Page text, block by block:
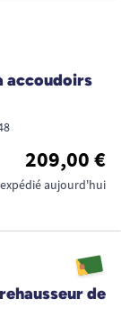
accoudoirs
209,00 €
aujourd'hui
de